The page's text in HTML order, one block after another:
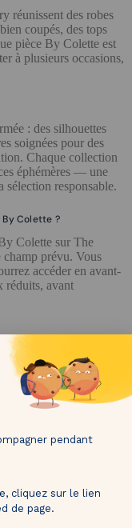
réunissent des robes
coupés, des tops
pièce By Colette est
à plusieurs occasions,
: des silhouettes
soignées pour des
Chaque collection
éphémères — une
sélection responsable.
Colette ?
Colette sur The
champ prévu. Vous
accéder en avant-
réduits, avant